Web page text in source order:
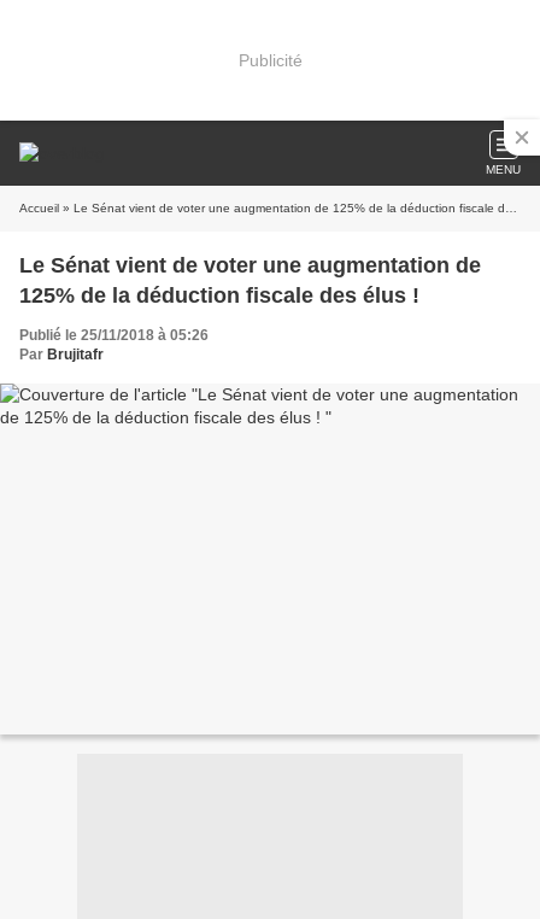
Publicité
MENU
Accueil » Le Sénat vient de voter une augmentation de 125% de la déduction fiscale des élus !
Le Sénat vient de voter une augmentation de
125% de la déduction fiscale des élus !
Publié le 25/11/2018 à 05:26
Par Brujitafr